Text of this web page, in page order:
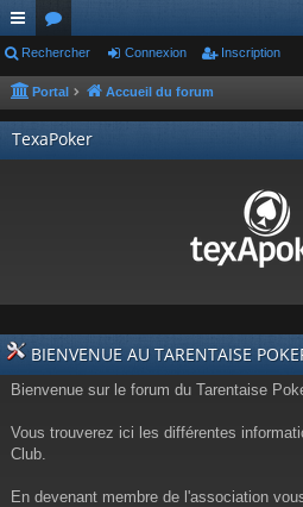
ac
co
ur
ci
or
u
m
s
Rechercher Connexion Inscription
Portal Accueil du forum
TexaPoker
BIENVENUE AU TARENTAISE
Bienvenue sur le forum du Tarentaise
Vous trouverez ici les différentes
Club.
En devenant membre de l'association